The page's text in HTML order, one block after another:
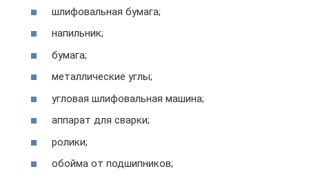
шлифовальная бумага;
напильник;
бумага;
металлические углы;
угловая шлифовальная машина;
аппарат для сварки;
ролики;
обойма от подшипников;